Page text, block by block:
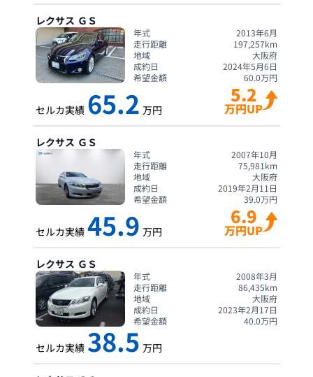
レクサス ＧＳ
年式
2013年6月
走行距離
197,257km
地域
大阪府
成約日
2024年5月6日
希望金額
60.0万円
セルカ実績 65.2 万円
5.2
万円UP
レクサス ＧＳ
年式
2007年10月
走行距離
75,981 km
地域
大阪府
成約日
2019年2月11日
希望金額
39.0万円
セルカ実績 45.9 万円
6.9
万円UP
レクサス ＧＳ
年式
2008年3月
走行距離
86,435km
地域
大阪府
成約日
2023年2月17日
希望金額
40.0万円
セルカ実績 38.5 万円